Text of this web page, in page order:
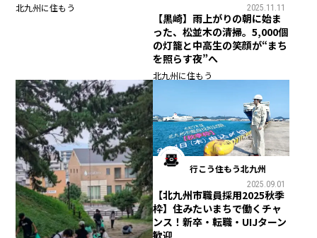
北九州に住もう 2025.11.11
【黒崎】雨上がりの朝に始ま
った、松並木の清掃。5,000個
の灯籠と中高生の笑顔が“まち
を照らす夜”へ
北九州に住もう
行こう住もう北九州
2025.09.01
【北九州市職員採用2025秋季
枠】住みたいまちで働くチャ
ンス！新卒・転職・UIJターン
歓迎